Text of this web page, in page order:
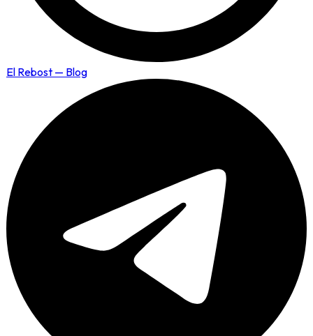
El Rebost — Blog